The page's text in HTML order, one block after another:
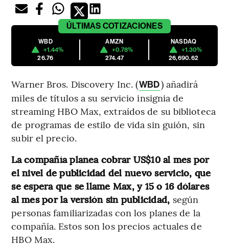
ÚLTIMAS COTIZACIONES
WBD
+1.44%
26.76
AMZN
+0.78%
274.47
NASDAQ
+1.30%
26,690.62
Warner Bros. Discovery Inc. (WBD) añadirá
miles de títulos a su servicio insignia de
streaming HBO Max, extraídos de su biblioteca
de programas de estilo de vida sin guión, sin
subir el precio.
La compañía planea cobrar US$10 al mes por
el nivel de publicidad del nuevo servicio, que
se espera que se llame Max, y 15 o 16 dólares
al mes por la versión sin publicidad, según
personas familiarizadas con los planes de la
compañía. Estos son los precios actuales de
HBO Max.